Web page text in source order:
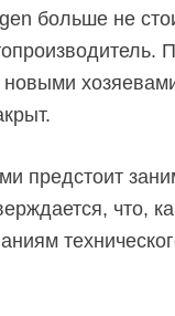
больше не
предстоит
что,